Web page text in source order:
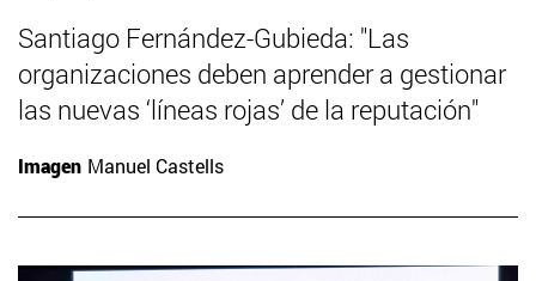
Santiago Fernández-Gubieda: "Las
organizaciones deben aprender a gestionar
las nuevas ‘líneas rojas’ de la reputación"
Imagen Manuel Castells